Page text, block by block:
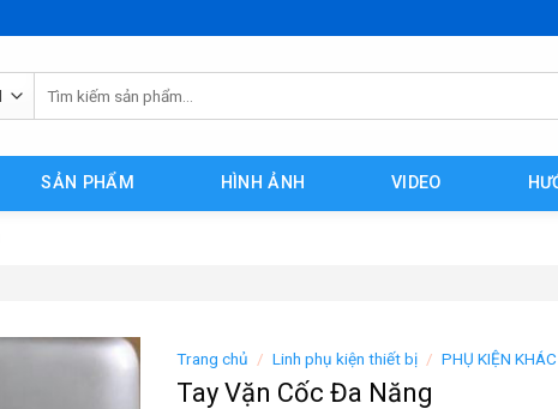
kiếm:
SẢN PHẨM HÌNH ẢNH VIDEO
Trang chủ / Linh phụ kiện thiết bị / PHỤ KIỆN KHÁC
Tay Vặn Cốc Đa Năng